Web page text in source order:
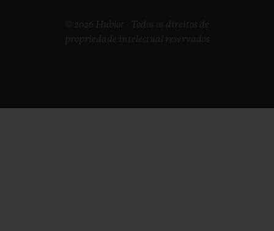
© 2026 Hublot - Todos os direitos de
propriedade intelectual reservados